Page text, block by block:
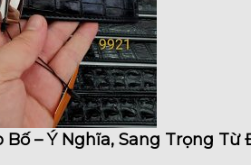
Bố – Ý Nghĩa, Sang Trọng Từ